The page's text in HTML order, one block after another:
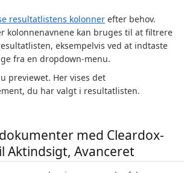
resultatlistens kolonner efter behov.
kolonnenavnene kan bruges til at filtrere
eksempelvis ved at indtaste
fra en dropdown-menu.
previewet. Her vises det
du har valgt i resultatlisten.
med Cleardox-
Aktindsigt, Avanceret